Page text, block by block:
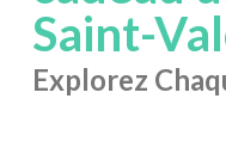
Saint-
Explorez